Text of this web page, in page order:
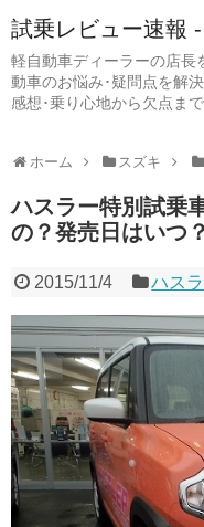
試乗レビュー速報
軽自動車ディーラーの店長
動車のお悩み･疑問点を解
感想･乗り心地から欠点ま
ホーム スズキ
ハスラー特別試乗
の？発売日はいつ？
2015/11/4 ハス